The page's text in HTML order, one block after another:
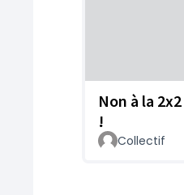
Non à la
!
Collectif